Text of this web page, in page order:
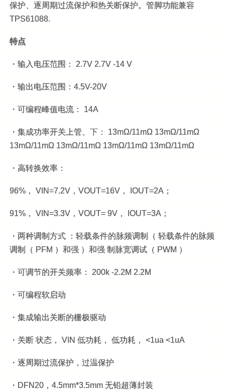
保护、逐周期过流保护和热关断保护。管脚功能兼容
TPS61088.
特点
・输入电压范围： 2.7V 2.7V -14 V
・输出电压范围：4.5V-20V
・可编程峰值电流： 14A
・集成功率开关上管、下： 13mΩ/11mΩ 13mΩ/11mΩ
13mΩ/11mΩ 13mΩ/11mΩ 13mΩ/11mΩ 13mΩ/11mΩ
・高转换效率：
96%， VIN=7.2V，VOUT=16V， IOUT=2A；
91%， VIN=3.3V，VOUT= 9V， IOUT=3A；
・两种调制方式 ：轻载条件的脉频调制（ 轻载条件的脉频
调制（ PFM ）和强 ）和强 制脉宽调试（ PWM ）
・可调节的开关频率： 200k -2.2M 2.2M
・可编程软启动
・集成输出关断的栅极驱动
・关断 状态， VIN 低功耗， 低功耗， <1ua <1uA
・逐周期过流保护，过温保护
・DFN20，4.5mm*3.5mm 无铅超薄封装